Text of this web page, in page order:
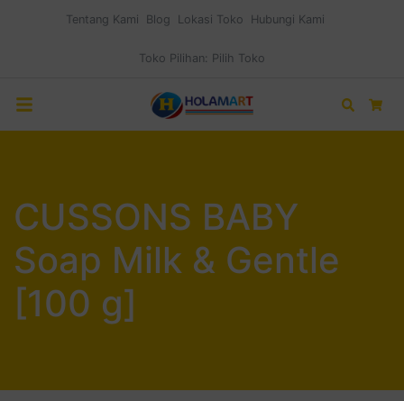
Tentang Kami Blog Lokasi Toko Hubungi Kami
Toko Pilihan: Pilih Toko
Search
CUSSONS BABY
Soap Milk & Gentle
[100 g]